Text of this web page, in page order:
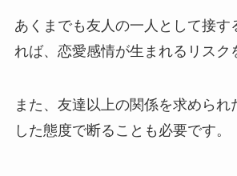
あくまでも友人の一人として接す
れば、恋愛感情が生まれるリスク
また、友達以上の関係を求められ
した態度で断ることも必要です。